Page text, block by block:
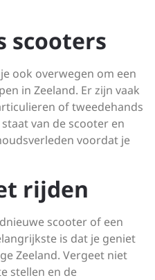
scooters
ook overwegen om een
in Zeeland. Er zijn vaak
of tweedehands
van de scooter en
voordat je
rijden
scooter of een
is dat je geniet
Zeeland. Vergeet niet
stellen en de